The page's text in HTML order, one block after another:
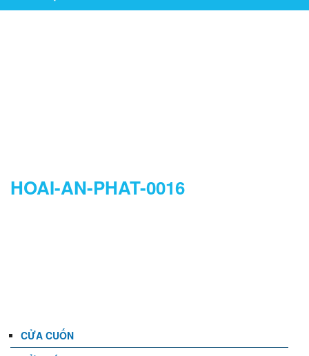
HOAI-AN-PHAT-0016
CỬA CUỐN